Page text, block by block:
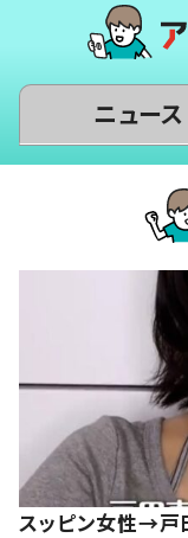
ニュース
スッピン女性→戸